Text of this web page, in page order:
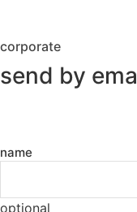
corporate
send by
name
optional